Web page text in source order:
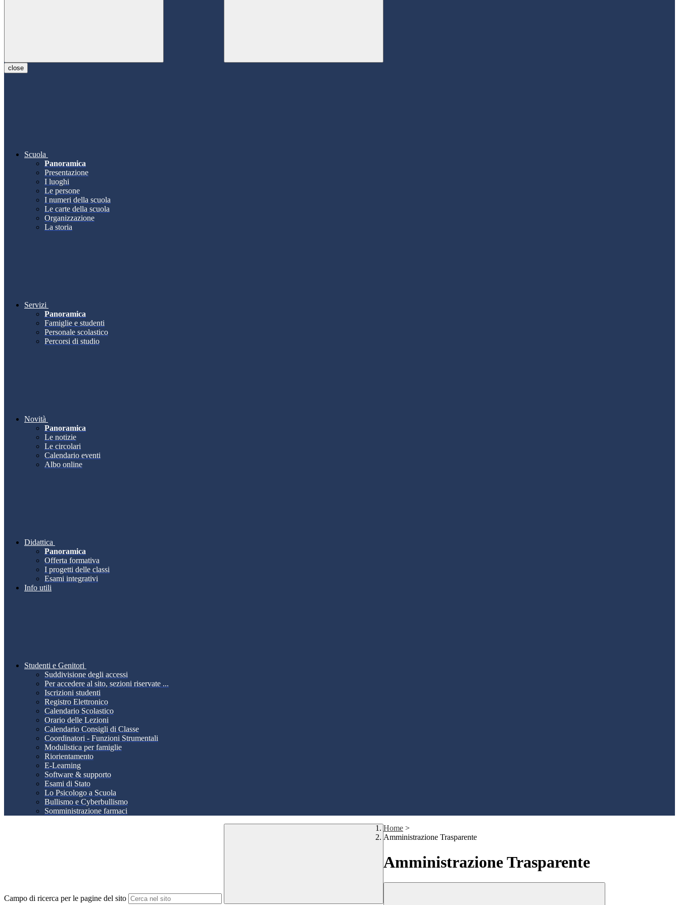
close
Scuola
Panoramica
Presentazione
I luoghi
Le persone
I numeri della scuola
Le carte della scuola
Organizzazione
La storia
Servizi
Panoramica
Famiglie e studenti
Personale scolastico
Percorsi di studio
Novità
Panoramica
Le notizie
Le circolari
Calendario eventi
Albo online
Didattica
Panoramica
Offerta formativa
I progetti delle classi
Esami integrativi
Info utili
Studenti e Genitori
Suddivisione degli accessi
Per accedere al sito, sezioni riservate ...
Iscrizioni studenti
Registro Elettronico
Calendario Scolastico
Orario delle Lezioni
Calendario Consigli di Classe
Coordinatori - Funzioni Strumentali
Modulistica per famiglie
Riorientamento
E-Learning
Software & supporto
Esami di Stato
Lo Psicologo a Scuola
Bullismo e Cyberbullismo
Somministrazione farmaci
Campo di ricerca per le pagine del sito
Home >
Amministrazione Trasparente
Amministrazione Trasparente